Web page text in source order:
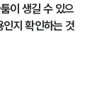
이 생길 수 있으
지 확인하는 것